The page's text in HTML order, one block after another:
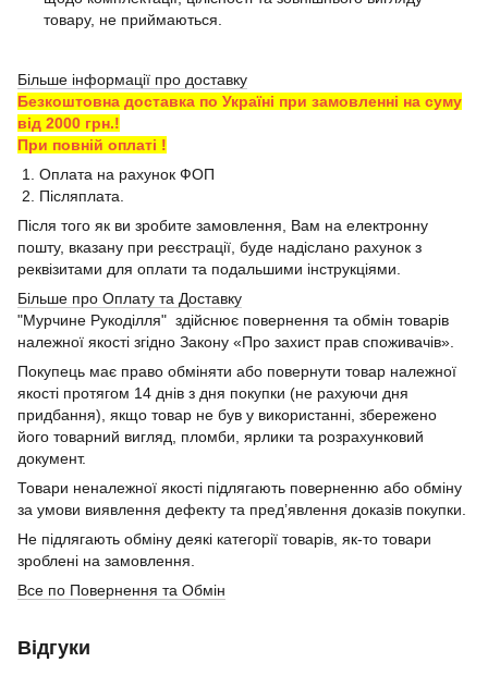
товару, не приймаються.
Більше інформації про доставку
Безкоштовна доставка по Україні при замовленні на суму
від 2000 грн.!
При повній оплаті !
1. Оплата на рахунок ФОП
2. Післяплата.
Після того як ви зробите замовлення, Вам на електронну
пошту, вказану при реєстрації, буде надіслано рахунок з
реквізитами для оплати та подальшими інструкціями.
Більше про Оплату та Доставку
"Мурчине Рукоділля" здійснює повернення та обмін товарів
належної якості згідно Закону «Про захист прав споживачів».
Покупець має право обміняти або повернути товар належної
якості протягом 14 днів з дня покупки (не рахуючи дня
придбання), якщо товар не був у використанні, збережено
його товарний вигляд, пломби, ярлики та розрахунковий
документ.
Товари неналежної якості підлягають поверненню або обміну
за умови виявлення дефекту та пред’явлення доказів покупки.
Не підлягають обміну деякі категорії товарів, як-то товари
зроблені на замовлення.
Все по Повернення та Обмін
Відгуки